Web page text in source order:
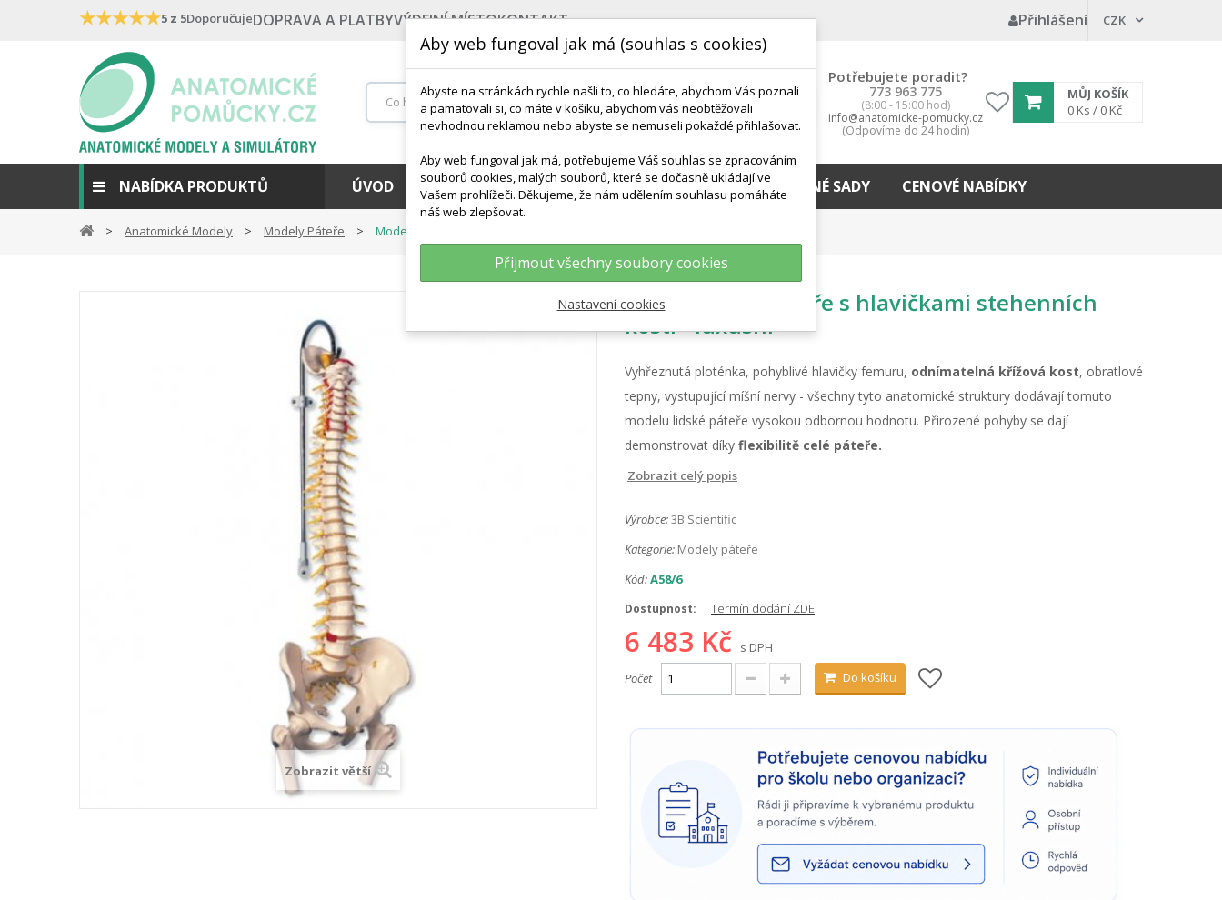
★★★★★5 z 5DoporučujeDOPRAVA A PLATBYVÝDEJNÍ MÍSTOKONTAKT Přihlášení CZK
Potřebujete poradit?
773 963 775
(8:00 - 15:00 hod)
info@anatomicke-pomucky.cz
(Odpovíme do 24 hodin)
My
wishlist
MŮJ KOŠÍK
0 Ks / 0 Kč
NABÍDKA PRODUKTŮ ÚVOD NEJPRODÁVANĚJŠÍ VÝCHOVA KE ZDRAVÍ VÝHODNÉ SADY CENOVÉ NABÍDKY
Anatomické Modely Modely Páteře Model Lidské Páteře S Hlavičkami Stehenních Kostí - Luxusní
Zobrazit větší
Model lidské páteře s hlavičkami stehenních
kostí - luxusní
Vyhřeznutá ploténka, pohyblivé hlavičky femuru, odnímatelná křížová kost, obratlové
tepny, vystupující míšní nervy - všechny tyto anatomické struktury dodávají tomuto
modelu lidské páteře vysokou odbornou hodnotu. Přirozené pohyby se dají
demonstrovat díky flexibilitě celé páteře.
Zobrazit celý popis
Výrobce:3B Scientific
Kategorie: Modely páteře
Kód:A58/6
Dostupnost: Termín dodání ZDE
6 483 Kč
s DPH
Počet
Do košíku
Aby web fungoval jak má (souhlas s cookies)
Abyste na stránkách rychle našli to, co hledáte, abychom Vás poznali
a pamatovali si, co máte v košíku, abychom vás neobtěžovali
nevhodnou reklamou nebo abyste se nemuseli pokaždé přihlašovat.
Aby web fungoval jak má, potřebujeme Váš souhlas se zpracováním
souborů cookies, malých souborů, které se dočasně ukládají ve
Vašem prohlížeči. Děkujeme, že nám udělením souhlasu pomáháte
náš web zlepšovat.
Přijmout všechny soubory cookies
Nastavení cookies